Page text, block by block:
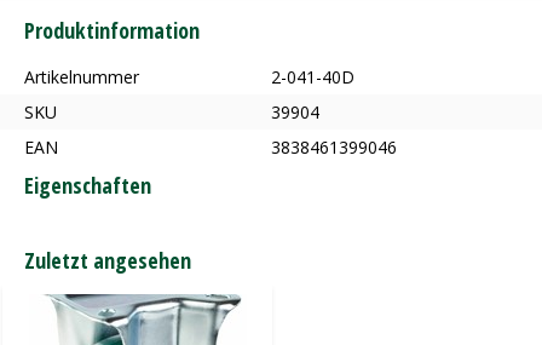
Produktinformation
Artikelnummer
2-041-40D
SKU
39904
EAN
3838461399046
Eigenschaften
Zuletzt angesehen